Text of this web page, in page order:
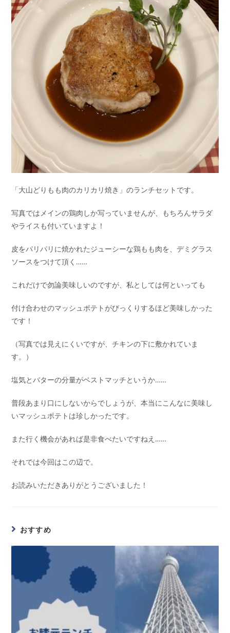
「大山どりもも肉のカリカリ焼き」のランチセットです。
写真ではメインの鶏肉しか写っていませんが、もちろんサラダ
やライスも付いていますよ！
皮をパリパリに焼かれたジューシーな鶏もも肉を、デミグラス
ソースをつけて頂く……
これだけで勿論美味しいのですが、私としては何といっても
付け合わせのマッシュポテトがびっくりするほど美味しかった
です！
（写真では見えにくいですが、チキンの下に敷かれていま
す。）
塩気とバターの分量がベストマッチというか……
普段あまり口にしないからでしょうが、本当にこんなに美味し
いマッシュポテトは珍しかったです。
また行く機会があれば是非食べたいですねえ……
それでは今回はこの辺で。
お読みいただきありがとうございました！
おすすめ